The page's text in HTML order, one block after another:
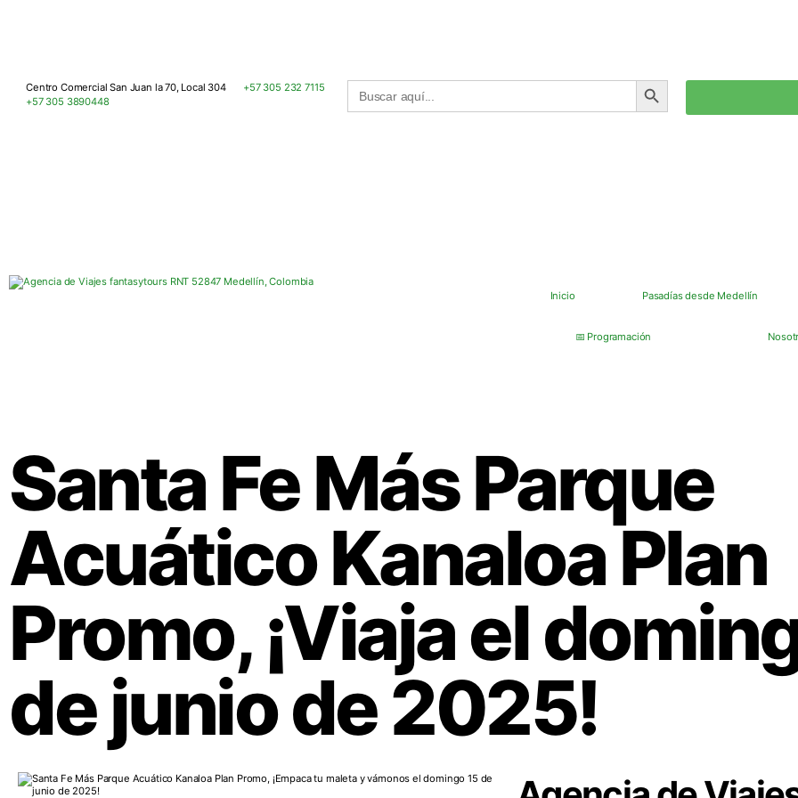
Centro Comercial San Juan la 70, Local 304
+57 305 232 7115
+57 305 3890448
Buscar: BOTÓN DE BÚSQUEDA
Inicio Pasadías desde Medellín
📅 Programación
Santa Fe Más Parque
Acuático Kanaloa Plan
Promo, ¡Viaja el
de junio de 2025!